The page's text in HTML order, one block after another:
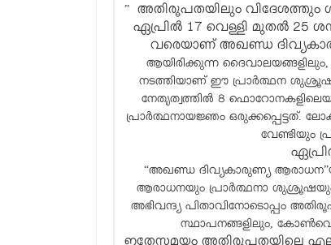
” അതിരൂപതയിലും വിദേശത്തും
ഏപ്രിൽ 17 വെള്ളി മുതൽ 25
വരെയാണ് അഖണ്ഡ
ആയിരിക്കുന്ന
നടത്തിയാണ് ഈ പ്രാർത്ഥന
നേതൃത്വത്തിൽ 8
പ്രാർത്ഥനായജ്ഞം ഒരുക്കപ്പെട്ടത്.
വേണ്ടിയും
“അഖണ്ഡ ദിവ്യകാരുണ്യ
ആരാധനയും പ്രാർത്ഥനാ
അഭിവന്ദ്യ പിതാവിനോടൊപ്പം
സ്ഥാപനങ്ങളിലും,